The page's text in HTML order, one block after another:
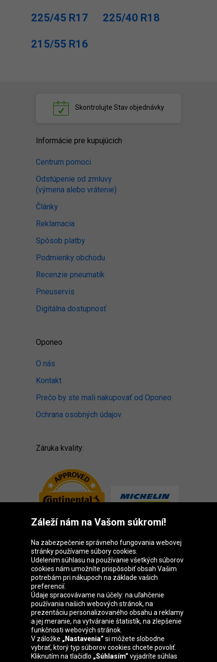
225/45 R17 225/40 R18
215/55 R16
Skontrolujte Stav objednávky
Informácie pre kupujúcich
Centrum pomoci
Odstúpenie od zmluvy
(výmena alebo vrátenie)
Články
Reklamacia
Spôsob platby
Podmienky obchodu
Recenzie pneumatík
Pneuservis
Digitálna dostupnosť
Oponeo
O nás
Kontakt
Prečo by ste mali nakupovať od Oponeo
Ochrana osobných údajov
Záruka kvality:
Skupina Oponeo
Belgique
Česká
republika
Deutschland Éire
España France Italia Magyarország
Záleží nám na Vašom súkromí!
Na zabezpečenie správneho fungovania webovej
stránky používame súbory cookies.
Udelením súhlasu na používanie všetkých súborov
cookies nám umožníte prispôsobiť obsah Vašim
potrebám pri nákupoch na základe vašich
preferencií.
Údaje spracovávame na účely: na uľahčenie
používania našich webových stránok, na
prezentáciu personalizovaného obsahu a reklamy
a jej meranie, na vytváranie štatistík, na zlepšenie
funkčnosti webových stránok.
V záložke „Nastavenia” si môžete slobodne
vybrať, ktorý typ súborov cookies chcete povoliť.
Kliknutím na tlačidlo „Súhlasím” vyjadríte súhlas